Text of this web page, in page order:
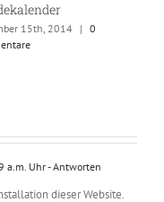
15th, 2014 | 0
a.m. Uhr- Antworten
dieser Website.